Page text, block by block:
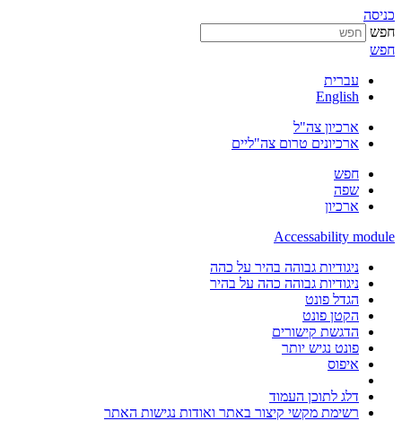
כניסה
חפש
חפש
עברית
English
ארכיון צה"ל
ארכיונים טרום צה"ליים
חפש
שפה
ארכיון
Accessability module
ניגודיות גבוהה בהיר על כהה
ניגודיות גבוהה כהה על בהיר
הגדל פונט
הקטן פונט
הדגשת קישורים
פונט נגיש יותר
איפוס
דלג לתוכן העמוד
רשימת מקשי קיצור באתר ואודות נגישות האתר